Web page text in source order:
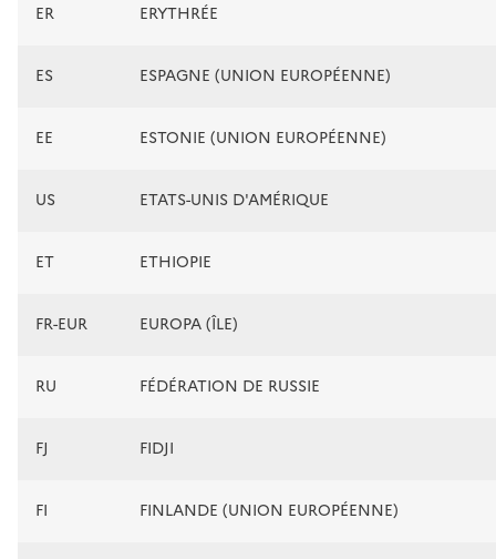
ER ERYTHRÉE
ES ESPAGNE (UNION EUROPÉENNE)
EE ESTONIE (UNION EUROPÉENNE)
US ETATS-UNIS D'AMÉRIQUE
ET ETHIOPIE
FR-EUR EUROPA (ÎLE)
RU FÉDÉRATION DE RUSSIE
FJ FIDJI
FI FINLANDE (UNION EUROPÉENNE)